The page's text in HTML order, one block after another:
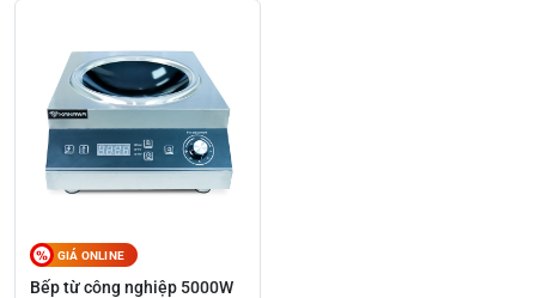
GIÁ ONLINE
Bếp từ công nghiệp 5000W